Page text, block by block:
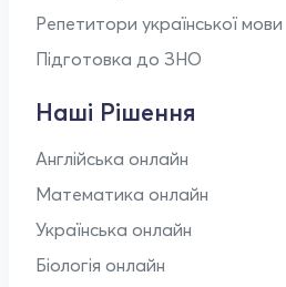
Репетитори української мови
Підготовка до ЗНО
Наші Рішення
Англійська онлайн
Математика онлайн
Українська онлайн
Біологія онлайн